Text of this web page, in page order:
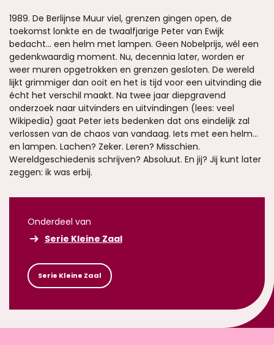
1989. De Berlijnse Muur viel, grenzen gingen open, de
toekomst lonkte en de twaalfjarige Peter van Ewijk
bedacht… een helm met lampen. Geen Nobelprijs, wél een
gedenkwaardig moment. Nu, decennia later, worden er
weer muren opgetrokken en grenzen gesloten. De wereld
lijkt grimmiger dan ooit en het is tijd voor een uitvinding die
écht het verschil maakt. Na twee jaar diepgravend
onderzoek naar uitvinders en uitvindingen (lees: veel
Wikipedia) gaat Peter iets bedenken dat ons eindelijk zal
verlossen van de chaos van vandaag. Iets met een helm...
en lampen. Lachen? Zeker. Leren? Misschien.
Wereldgeschiedenis schrijven? Absoluut. En jij? Jij kunt later
zeggen: ik was erbij.
Onderdeel van
Serie Kleine Zaal
Serie Kleine Zaal